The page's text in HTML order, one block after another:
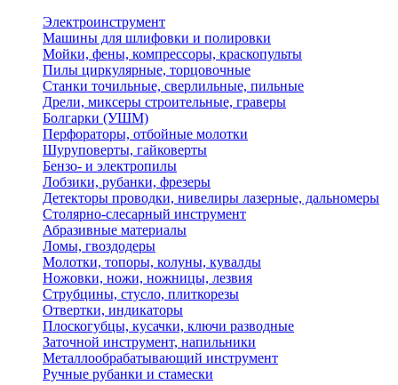
Электроинструмент
Машины для шлифовки и полировки
Мойки, фены, компрессоры, краскопульты
Пилы циркулярные, торцовочные
Станки точильные, сверлильные, пильные
Дрели, миксеры строительные, граверы
Болгарки (УШМ)
Перфораторы, отбойные молотки
Шуруповерты, гайковерты
Бензо- и электропилы
Лобзики, рубанки, фрезеры
Детекторы проводки, нивелиры лазерные, дальномеры
Столярно-слесарный инструмент
Абразивные материалы
Ломы, гвоздодеры
Молотки, топоры, колуны, кувалды
Ножовки, ножи, ножницы, лезвия
Струбцины, стусло, плиткорезы
Отвертки, индикаторы
Плоскогубцы, кусачки, ключи разводные
Заточной инструмент, напильники
Металлообрабатывающий инструмент
Ручные рубанки и стамески